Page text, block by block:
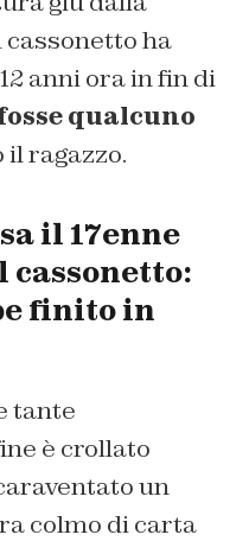
cassonetto ha
anni ora in fin di
qualcuno
ragazzo.
il 17enne
cassonetto:
finito in
tante
è crollato
un
colmo di carta